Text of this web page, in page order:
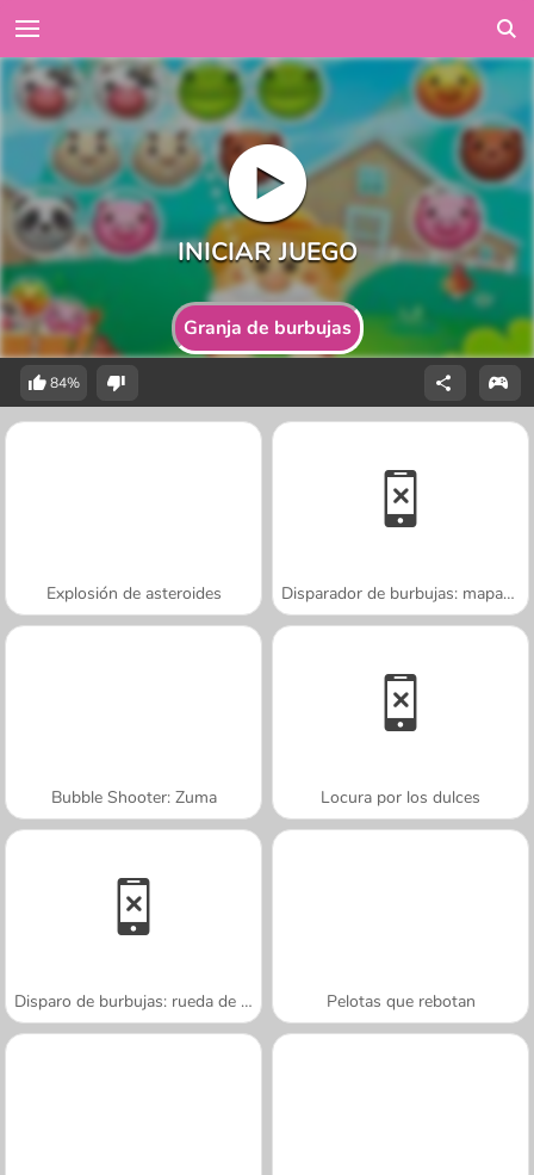
Granja de burbujas
84%
Explosión de asteroides Disparador de burbujas: mapache
Bubble Shooter: Zuma Locura por los dulces
Disparo de burbujas: rueda de caramelos Pelotas que rebotan